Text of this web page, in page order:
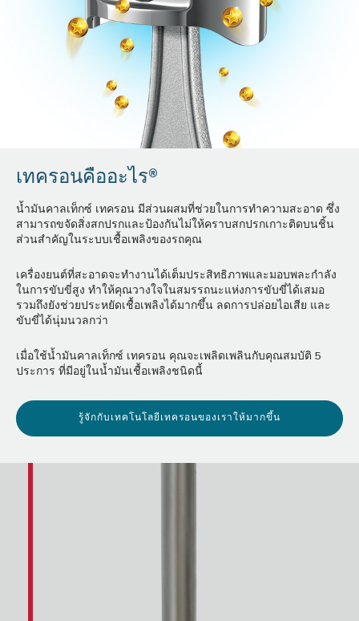
เทครอนคืออะไร®
น้ำมันคาลเท็กซ์ เทครอน มีส่วนผสมที่ช่วยในการทำความสะอาด ซึ่ง
สามารถขจัดสิ่งสกปรกและป้องกันไม่ให้คราบสกปรกเกาะติดบนชิ้น
ส่วนสำคัญในระบบเชื้อเพลิงของรถคุณ
เครื่องยนต์ที่สะอาดจะทำงานได้เต็มประสิทธิภาพและมอบพละกำลัง
ในการขับขี่สูง ทำให้คุณวางใจในสมรรถนะแห่งการขับขี่ได้เสมอ
รวมถึงยังช่วยประหยัดเชื้อเพลิงได้มากขึ้น ลดการปล่อยไอเสีย และ
ขับขี่ได้นุ่มนวลกว่า
เมื่อใช้น้ำมันคาลเท็กซ์ เทครอน คุณจะเพลิดเพลินกับคุณสมบัติ 5
ประการ ที่มีอยู่ในน้ำมันเชื้อเพลิงชนิดนี้
รู้จักกับเทคโนโลยีเทครอนของเราให้มากขึ้น